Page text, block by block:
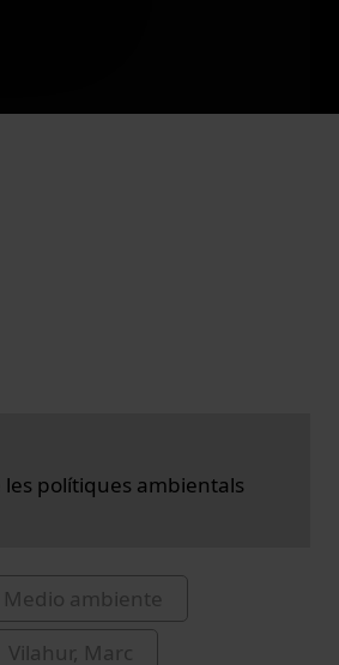
polítiques ambientals
Medio ambiente
Vilahur, Marc